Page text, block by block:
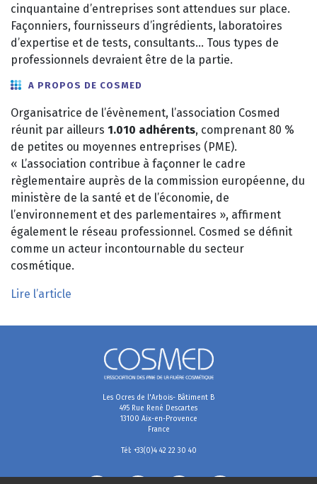
cinquantaine d’entreprises sont attendues sur place.
Façonniers, fournisseurs d’ingrédients, laboratoires
d’expertise et de tests, consultants… Tous types de
professionnels devraient être de la partie.
A PROPOS DE COSMED
Organisatrice de l’évènement, l’association Cosmed
réunit par ailleurs 1.010 adhérents, comprenant 80 %
de petites ou moyennes entreprises (PME).
« L’association contribue à façonner le cadre
règlementaire auprès de la commission européenne, du
ministère de la santé et de l’économie, de
l’environnement et des parlementaires », affirment
également le réseau professionnel. Cosmed se définit
comme un acteur incontournable du secteur
cosmétique.
Lire l’article
Les Ocres de l'Arbois- Bâtiment B
495 Rue René Descartes
13100 Aix-en-Provence
France
Tél: +33(0)4 42 22 30 40